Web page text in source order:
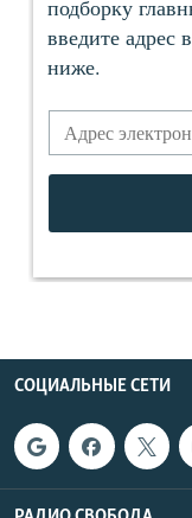
СОЦИАЛЬНЫЕ СЕТИ